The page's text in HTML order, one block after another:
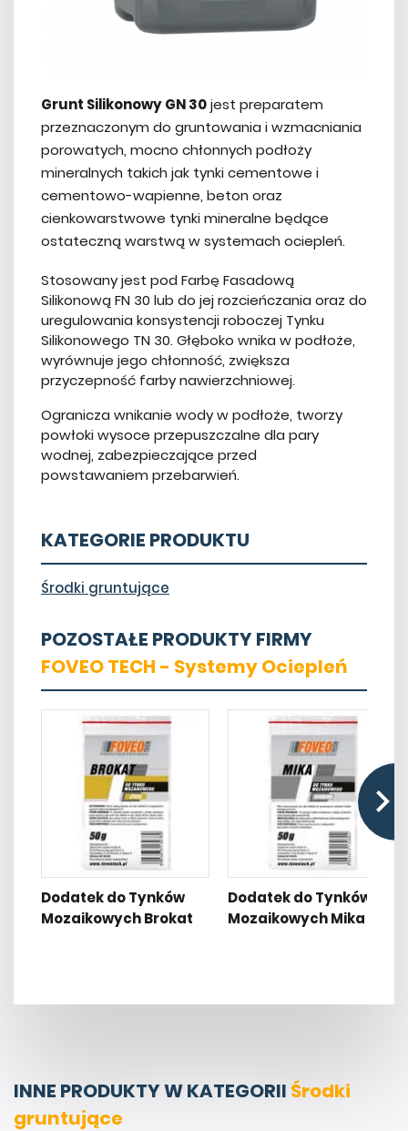
Grunt Silikonowy GN 30jest preparatem
przeznaczonym do gruntowania i wzmacniania
porowatych, mocno chłonnych podłoży
mineralnych takich jak tynki cementowe i
cementowo-wapienne, beton oraz
cienkowarstwowe tynki mineralne będące
ostateczną warstwą w systemach ociepleń.
Stosowany jest pod Farbę Fasadową
Silikonową FN 30 lub do jej rozcieńczania oraz do
uregulowania konsystencji roboczej Tynku
Silikonowego TN 30. Głęboko wnika w podłoże,
wyrównuje jego chłonność, zwiększa
przyczepność farby nawierzchniowej.
Ogranicza wnikanie wody w podłoże, tworzy
powłoki wysoce przepuszczalne dla pary
wodnej, zabezpieczające przed
powstawaniem przebarwień.
KATEGORIE PRODUKTU
Środki gruntujące
POZOSTAŁE PRODUKTY FIRMY
FOVEO TECH - Systemy Ociepleń
Dodatek do Tynków
Mozaikowych Brokat
Dodatek do Tynków
Mozaikowych Mika
INNE PRODUKTY W KATEGORII Środki
gruntujące